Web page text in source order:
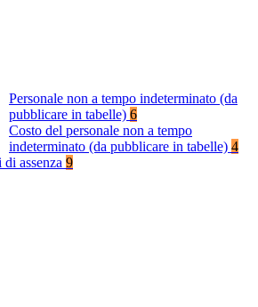
Personale non a tempo indeterminato (da
pubblicare in tabelle) 6
Costo del personale non a tempo
indeterminato (da pubblicare in tabelle) 4
di assenza 9